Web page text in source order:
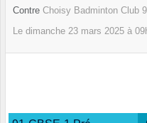
Contre Choisy Badminton Club
Le dimanche 23 mars 2025 à